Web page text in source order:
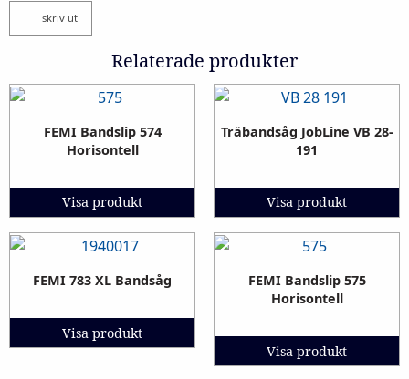
skriv ut
Relaterade produkter
FEMI Bandslip 574
Horisontell
Visa produkt
Träbandsåg JobLine VB 28-
191
Visa produkt
FEMI 783 XL Bandsåg
Visa produkt
FEMI Bandslip 575
Horisontell
Visa produkt